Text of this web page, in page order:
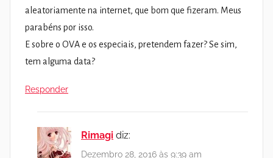
aleatoriamente na internet, que bom que fizeram. Meus
parabéns por isso.
E sobre o OVA e os especiais, pretendem fazer? Se sim,
tem alguma data?
Responder
Rimagi diz:
Dezembro 28, 2016 às 9:39 am